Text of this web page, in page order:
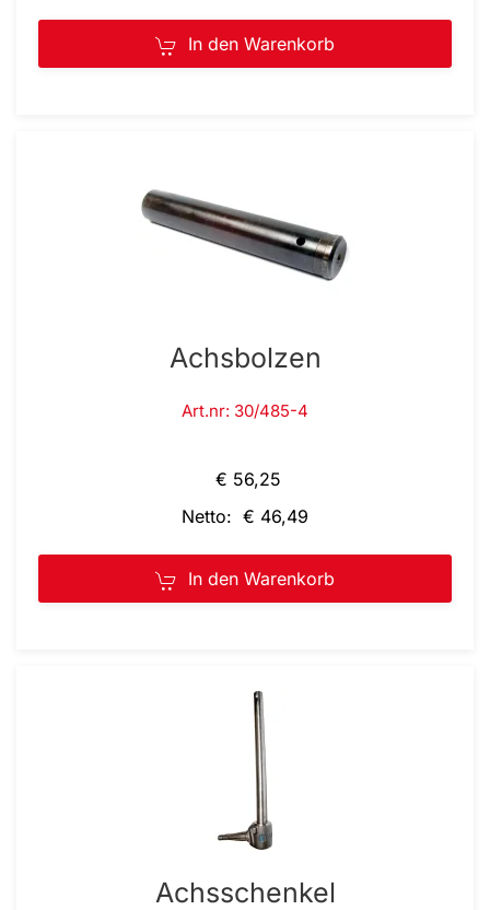
In den Warenkorb
Achsbolzen
Art.nr: 30/485-4
€ 56,25
Netto: € 46,49
In den Warenkorb
Achsschenkel